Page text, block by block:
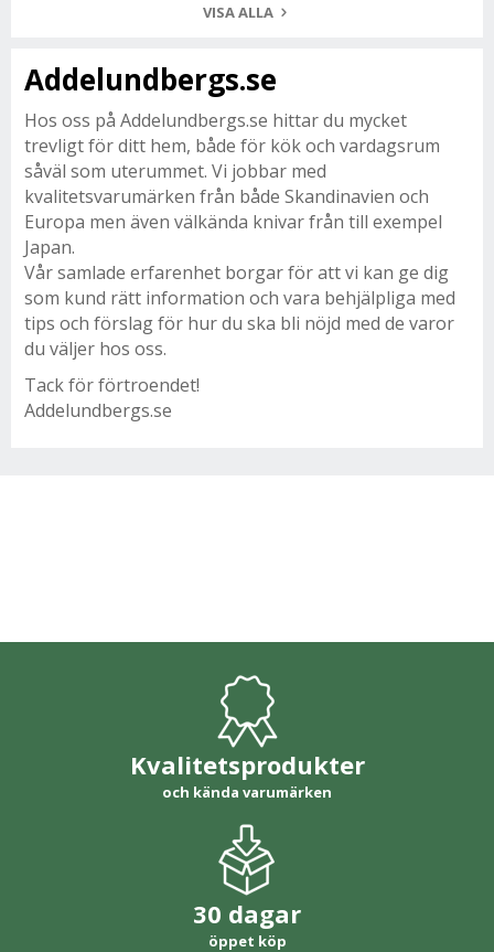
VISA ALLA
Addelundbergs.se
Hos oss på Addelundbergs.se hittar du mycket
trevligt för ditt hem, både för kök och vardagsrum
såväl som uterummet. Vi jobbar med
kvalitetsvarumärken från både Skandinavien och
Europa men även välkända knivar från till exempel
Japan.
Vår samlade erfarenhet borgar för att vi kan ge dig
som kund rätt information och vara behjälpliga med
tips och förslag för hur du ska bli nöjd med de varor
du väljer hos oss.
Tack för förtroendet!
Addelundbergs.se
Kvalitetsprodukter
och kända varumärken
30 dagar
öppet köp